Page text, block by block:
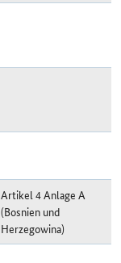
Artikel 4 Anlage A
(Bosnien und
Herzegowina)